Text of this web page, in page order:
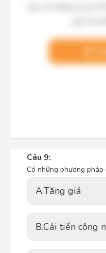
Câu 9:
Có những phương pháp
A.Tăng giá
B.Cải tiến công